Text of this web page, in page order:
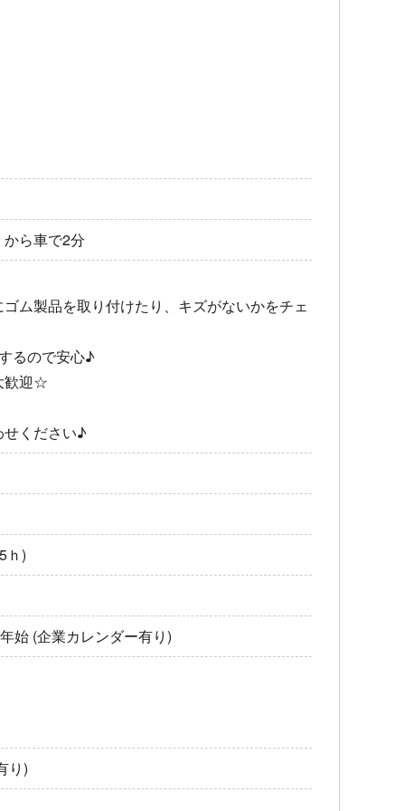
ら車で2分
ム製品を取り付けたり、キズがないかをチェ
るので安心♪
歓迎☆
せください♪
ｈ)
始 (企業カレンダー有り)
り)